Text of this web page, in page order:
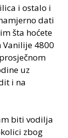
i ostalo i
dati
šta hoćete
4800
uz
i na
biti vodilja
zbog